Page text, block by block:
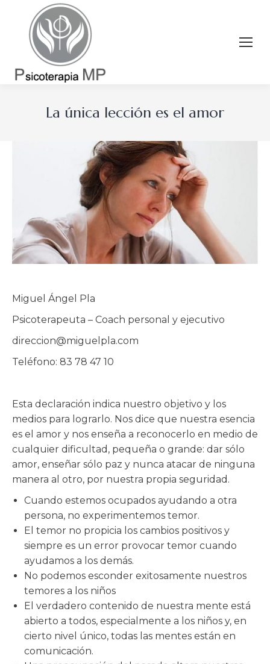
La única lección es el amor
Miguel Ángel Pla
Psicoterapeuta – Coach personal y ejecutivo
direccion@miguelpla.com
Teléfono: 83 78 47 10
Esta declaración indica nuestro objetivo y los
medios para lograrlo. Nos dice que nuestra esencia
es el amor y nos enseña a reconocerlo en medio de
cualquier dificultad, pequeña o grande: dar sólo
amor, enseñar sólo paz y nunca atacar de ninguna
manera al otro, por nuestra propia seguridad.
Cuando estemos ocupados ayudando a otra
persona, no experimentemos temor.
El temor no propicia los cambios positivos y
siempre es un error provocar temor cuando
ayudamos a los demás.
No podemos esconder exitosamente nuestros
temores a los niños
El verdadero contenido de nuestra mente está
abierto a todos, especialmente a los niños y, en
cierto nivel único, todas las mentes están en
comunicación.